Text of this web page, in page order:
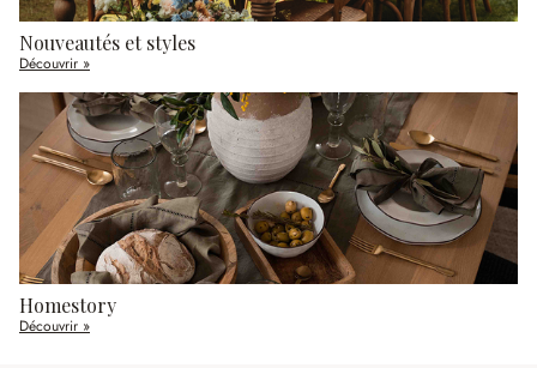
Nouveautés et styles
Découvrir »
Homestory
Découvrir »